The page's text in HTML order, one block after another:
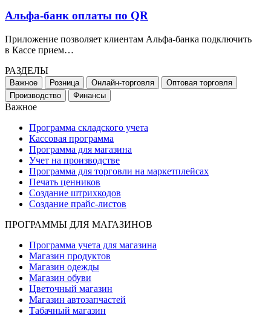
Альфа-банк оплаты по QR
Приложение позволяет клиентам Альфа-банка подключить
в Кассе прием…
РАЗДЕЛЫ
Важное Розница Онлайн-торговля
Оптовая торговля
Производство
Финансы
Важное
Программа складского учета
Кассовая программа
Программа для магазина
Учет на производстве
Программа для торговли на маркетплейсах
Печать ценников
Создание штрихкодов
Создание прайс-листов
ПРОГРАММЫ ДЛЯ МАГАЗИНОВ
Программа учета для магазина
Магазин продуктов
Магазин одежды
Магазин обуви
Цветочный магазин
Магазин автозапчастей
Табачный магазин